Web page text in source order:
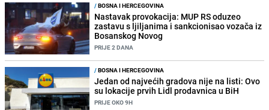
/BOSNA I HERCEGOVINA
Nastavak provokacija: MUP RS oduzeo
zastavu s ljiljanima i sankcionisao vozača iz
Bosanskog Novog
PRIJE 2 DANA
/BOSNA I HERCEGOVINA
Jedan od najvećih gradova nije na listi: Ovo
su lokacije prvih Lidl prodavnica u BiH
PRIJE OKO 9H